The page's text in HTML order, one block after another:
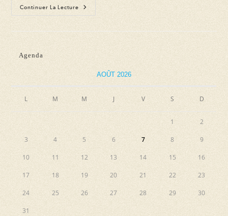
Continuer La Lecture
Concert
Les
Galantes
Agenda
AOÛT 2026
L M M J V S D
1 2
3 4 5 6 7 8 9
10 11 12 13 14 15 16
17 18 19 20 21 22 23
24 25 26 27 28 29 30
31